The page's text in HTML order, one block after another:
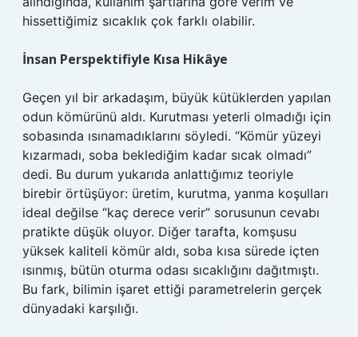
hissettiğimiz sıcaklık çok farklı olabilir.
İnsan Perspektifiyle Kısa Hikâye
Geçen yıl bir arkadaşım, büyük kütüklerden yapılan
odun kömürünü aldı. Kurutması yeterli olmadığı için
sobasında ısınamadıklarını söyledi. “Kömür yüzeyi
kızarmadı, soba beklediğim kadar sıcak olmadı”
dedi. Bu durum yukarıda anlattığımız teoriyle
birebir örtüşüyor: üretim, kurutma, yanma koşulları
ideal değilse “kaç derece verir” sorusunun cevabı
pratikte düşük oluyor. Diğer tarafta, komşusu
yüksek kaliteli kömür aldı, soba kısa sürede içten
ısınmış, bütün oturma odası sıcaklığını dağıtmıştı.
Bu fark, bilimin işaret ettiği parametrelerin gerçek
dünyadaki karşılığı.